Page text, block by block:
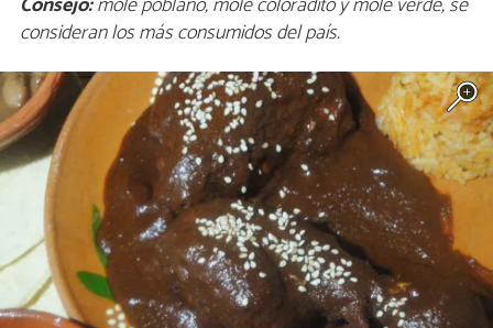
consideran los más consumidos del país.